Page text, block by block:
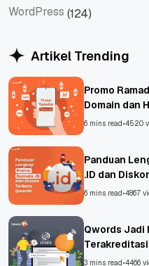
WordPress (124)
Artikel Trending
Promo
Domain dan
6 mins read•4520
Panduan
.ID dan
6 mins read•4867
Qwords Jadi
Terakreditasi
Untungnya?
3 mins read•4466